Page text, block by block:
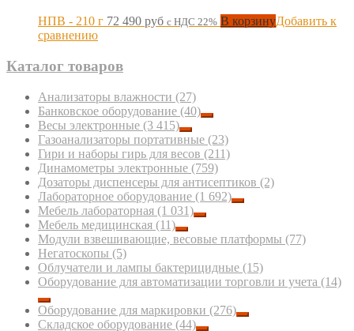
НПВ - 210 г 72 490 руб с НДС 22% В корзинуДобавить к
сравнению
Каталог товаров
Анализаторы влажности (27)
Банковское оборудование (40)
Весы электронные (3 415)
Газоанализаторы портативные (23)
Гири и наборы гирь для весов (211)
Динамометры электронные (759)
Дозаторы диспенсеры для антисептиков (2)
Лабораторное оборудование (1 692)
Мебель лабораторная (1 031)
Мебель медицинская (11)
Модули взвешивающие, весовые платформы (77)
Негатоскопы (5)
Облучатели и лампы бактерицидные (15)
Оборудование для автоматизации торговли и учета (14)
Оборудование для маркировки (276)
Складское оборудование (44)